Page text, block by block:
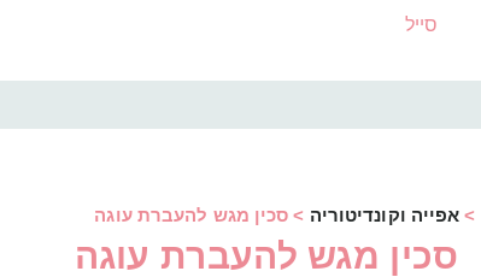
סייל
> אפייה וקונדיטוריה > סכין מגש להעברת עוגה
סכין מגש להעברת עוגה